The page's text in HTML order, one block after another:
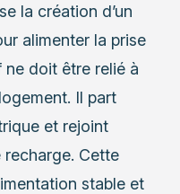
la création d’un
alimenter la prise
doit être relié à
Il part
et rejoint
recharge. Cette
stable et